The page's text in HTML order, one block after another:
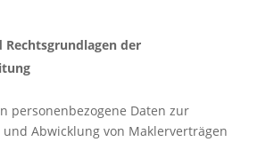
Rechtsgrundlagen der
personenbezogene Daten zur
Abwicklung von Maklerverträgen